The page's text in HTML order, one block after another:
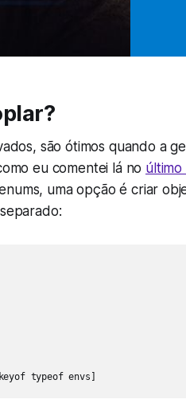
são ótimos quando a
eu comentei lá no
uma opção é criar
typeof envs]